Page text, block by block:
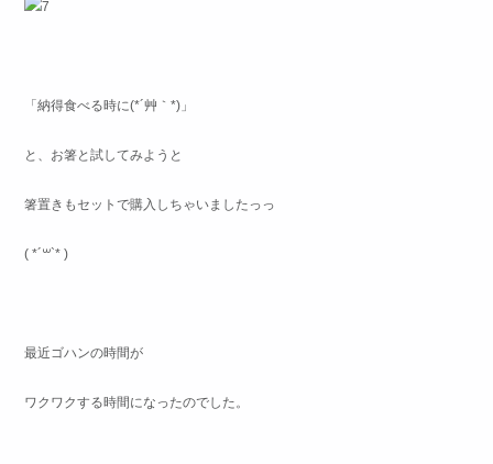
「納得食べる時に(*´艸｀*)」
と、お箸と試してみようと
箸置きもセットで購入しちゃいましたっっ
( *´꒳`* )
最近ゴハンの時間が
ワクワクする時間になったのでした。